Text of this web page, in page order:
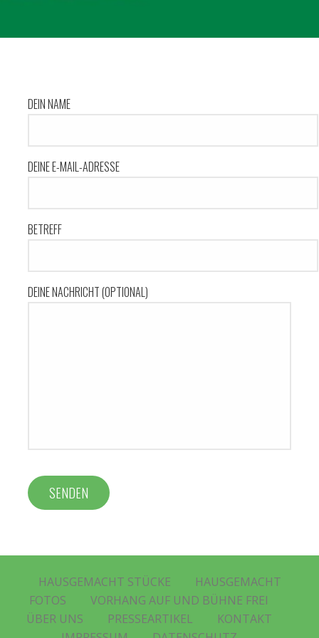
DEIN NAME
DEINE E-MAIL-ADRESSE
BETREFF
DEINE NACHRICHT (OPTIONAL)
HAUSGEMACHT STÜCKE
HAUSGEMACHT
FOTOS
VORHANG AUF UND BÜHNE FREI
ÜBER UNS
PRESSEARTIKEL
KONTAKT